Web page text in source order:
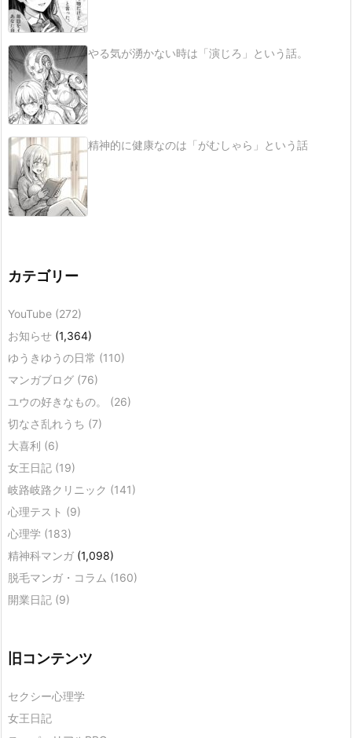
やる気が湧かない時は「演じろ」という話。
精神的に健康なのは「がむしゃら」という話
カテゴリー
YouTube (272)
お知らせ (1,364)
ゆうきゆうの日常 (110)
マンガブログ (76)
ユウの好きなもの。 (26)
切なさ乱れうち (7)
大喜利 (6)
女王日記 (19)
岐路岐路クリニック (141)
心理テスト (9)
心理学 (183)
精神科マンガ (1,098)
脱毛マンガ・コラム (160)
開業日記 (9)
旧コンテンツ
セクシー心理学
女王日記